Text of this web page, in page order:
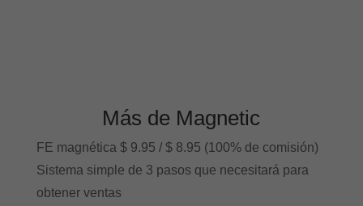
Más de Magnetic
FE magnética $ 9.95 / $ 8.95 (100% de comisión)
Sistema simple de 3 pasos que necesitará para
obtener ventas